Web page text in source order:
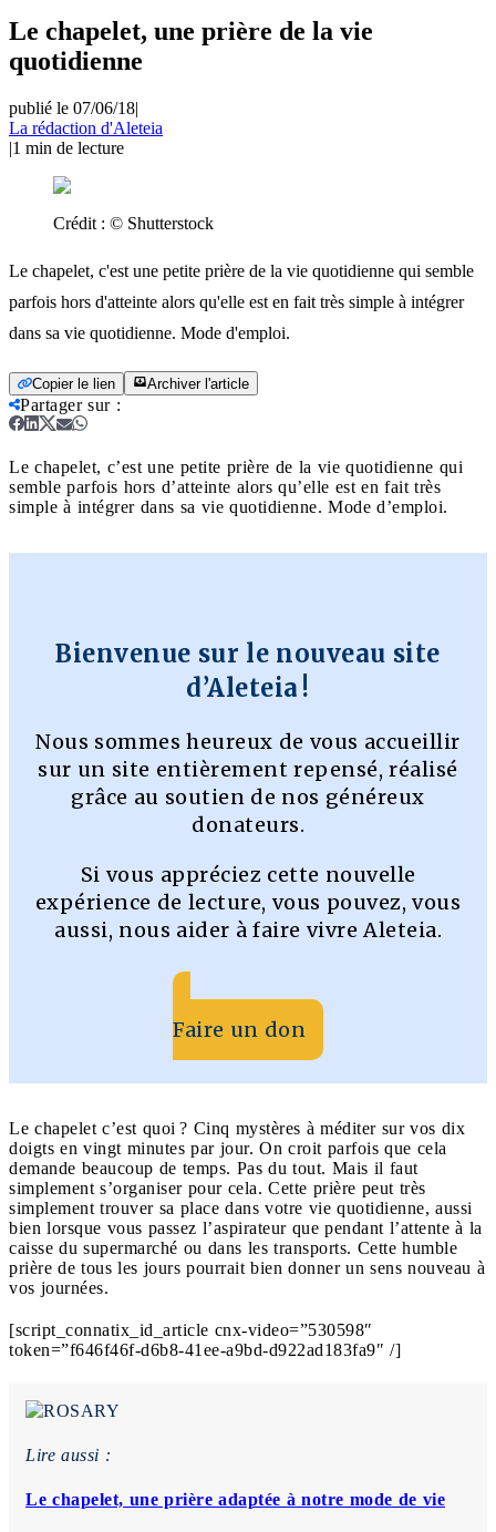
Le chapelet, une prière de la vie
quotidienne
publié le 07/06/18|
La rédaction d'Aleteia
|1 min de lecture
Crédit : © Shutterstock
Le chapelet, c'est une petite prière de la vie quotidienne qui semble
parfois hors d'atteinte alors qu'elle est en fait très simple à intégrer
dans sa vie quotidienne. Mode d'emploi.
Copier le lien Archiver l'article
Partager sur:
Le chapelet, c’est une petite prière de la vie quotidienne qui
semble parfois hors d’atteinte alors qu’elle est en fait très
simple à intégrer dans sa vie quotidienne. Mode d’emploi.
Bienvenue sur le nouveau site
d’Aleteia !
Nous sommes heureux de vous accueillir
sur un site entièrement repensé, réalisé
grâce au soutien de nos généreux
donateurs.
Si vous appréciez cette nouvelle
expérience de lecture, vous pouvez, vous
aussi, nous aider à faire vivre Aleteia.
Faire un don
Le chapelet c’est quoi ? Cinq mystères à méditer sur vos dix
doigts en vingt minutes par jour. On croit parfois que cela
demande beaucoup de temps. Pas du tout. Mais il faut
simplement s’organiser pour cela. Cette prière peut très
simplement trouver sa place dans votre vie quotidienne, aussi
bien lorsque vous passez l’aspirateur que pendant l’attente à la
caisse du supermarché ou dans les transports. Cette humble
prière de tous les jours pourrait bien donner un sens nouveau à
vos journées.
[script_connatix_id_article cnx-video=”530598″
token=”f646f46f-d6b8-41ee-a9bd-d922ad183fa9″ /]
Lire aussi :
Le chapelet, une prière adaptée à notre mode de vie